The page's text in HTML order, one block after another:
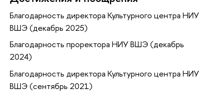
Благодарность директора Культурного центра НИУ
ВШЭ (декабрь 2025)
Благодарность проректора НИУ ВШЭ (декабрь
2024)
Благодарность директора Культурного центра НИУ
ВШЭ (сентябрь 2021)